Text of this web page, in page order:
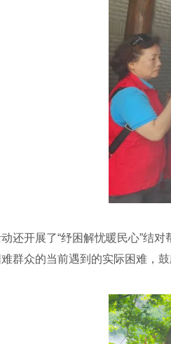
开展了“纾困解忧暖民心”结对
群众的当前遇到的实际困难，